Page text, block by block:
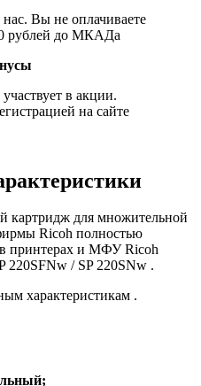
Вы не оплачиваете
рублей до МКАДа
в акции.
на сайте
картридж для множительной
Ricoh полностью
в принтерах и МФУ Ricoh
220SFNw / SP 220SNw .
характеристикам .